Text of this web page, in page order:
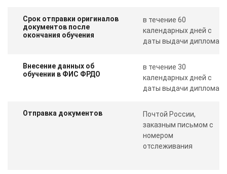
Срок отправки оригиналов
документов после
окончания обучения
в течение 60
календарных дней с
даты выдачи диплома
Внесение данных об
обучении в ФИС ФРДО
в течение 30
календарных дней с
даты выдачи диплома
Отправка документов
Почтой России,
заказным письмом с
номером
отслеживания